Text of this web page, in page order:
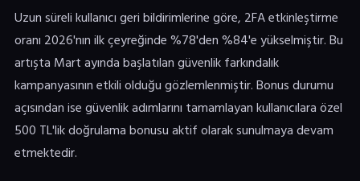
Uzun süreli kullanıcı geri bildirimlerine göre, 2FA etkinleştirme
oranı 2026'nın ilk çeyreğinde %78'den %84'e yükselmiştir. Bu
artışta Mart ayında başlatılan güvenlik farkındalık
kampanyasının etkili olduğu gözlemlenmiştir. Bonus durumu
açısından ise güvenlik adımlarını tamamlayan kullanıcılara özel
500 TL'lik doğrulama bonusu aktif olarak sunulmaya devam
etmektedir.